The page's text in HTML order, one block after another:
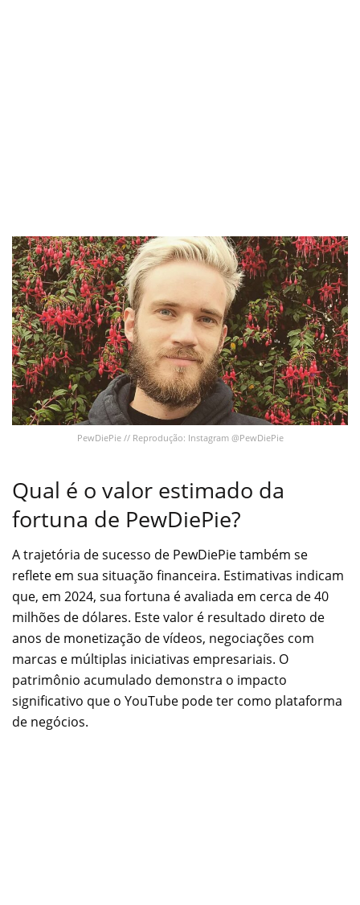
PewDiePie // Reprodução: Instagram @PewDiePie
Qual é o valor estimado da
fortuna de PewDiePie?
A trajetória de sucesso de PewDiePie também se
reflete em sua situação financeira. Estimativas indicam
que, em 2024, sua fortuna é avaliada em cerca de 40
milhões de dólares. Este valor é resultado direto de
anos de monetização de vídeos, negociações com
marcas e múltiplas iniciativas empresariais. O
patrimônio acumulado demonstra o impacto
significativo que o YouTube pode ter como plataforma
de negócios.